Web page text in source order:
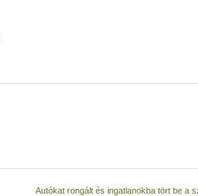
Autókat rongált és ingatlanokba tört be a